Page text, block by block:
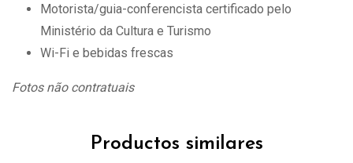
Motorista/guia-conferencista certificado pelo
Ministério da Cultura e Turismo
Wi-Fi e bebidas frescas
Fotos não contratuais
Productos similares